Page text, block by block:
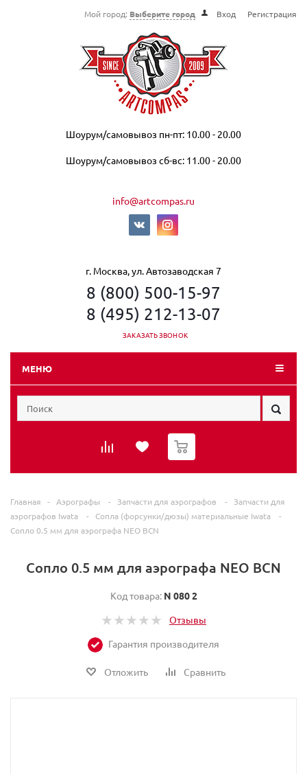
Мой город: Выберите город Вход Регистрация
Шоурум/самовывоз пн-пт: 10.00 - 20.00
Шоурум/самовывоз сб-вс: 11.00 - 20.00
info@artcompas.ru
г. Москва, ул. Автозаводская 7
8 (800) 500-15-97
8 (495) 212-13-07
ЗАКАЗАТЬ ЗВОНОК
МЕНЮ
0
Главная - Аэрографы - Запчасти для аэрографов -
Запчасти для
аэрографов Iwata
- Сопла (форсунки/дюзы) материальные Iwata
-
Сопло 0.5 мм для аэрографа NEO BCN
Сопло 0.5 мм для аэрографа NEO BCN
Код товара: N 080 2
Отзывы
Гарантия производителя
Отложить Сравнить